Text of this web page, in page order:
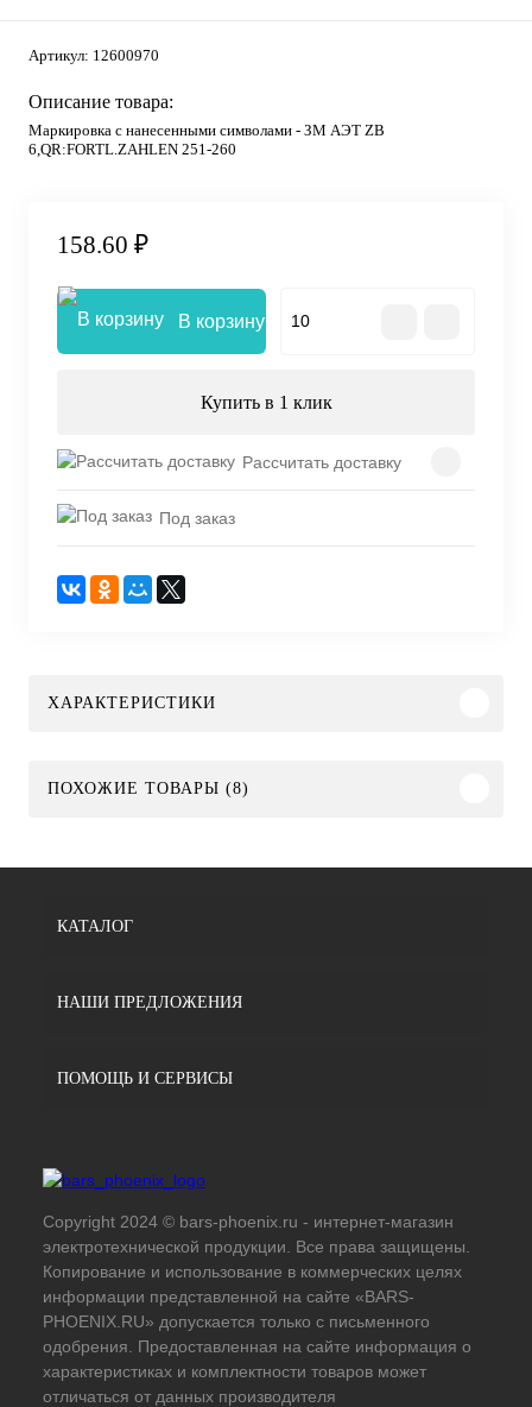
Артикул: 12600970
Описание товара:
Маркировка с нанесенными символами - ЗМ АЭТ ZB
6,QR:FORTL.ZAHLEN 251-260
158.60 ₽
В корзину
Купить в 1 клик
Рассчитать доставку
Под заказ
ХАРАКТЕРИСТИКИ
ПОХОЖИЕ ТОВАРЫ (8)
КАТАЛОГ
НАШИ ПРЕДЛОЖЕНИЯ
ПОМОЩЬ И СЕРВИСЫ
Copyright 2024 © bars-phoenix.ru - интернет-магазин
электротехнической продукции. Все права защищены.
Копирование и использование в коммерческих целях
информации представленной на сайте «BARS-
PHOENIX.RU» допускается только с письменного
одобрения. Предоставленная на сайте информация о
характеристиках и комплектности товаров может
отличаться от данных производителя